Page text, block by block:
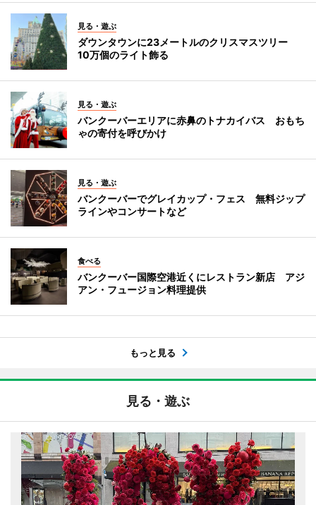
見る・遊ぶ
ダウンタウンに23メートルのクリスマスツリー
10万個のライト飾る
見る・遊ぶ
バンクーバーエリアに赤鼻のトナカイバス おもち
ゃの寄付を呼びかけ
見る・遊ぶ
バンクーバーでグレイカップ・フェス 無料ジップ
ラインやコンサートなど
食べる
バンクーバー国際空港近くにレストラン新店 アジ
アン・フュージョン料理提供
もっと見る
見る・遊ぶ